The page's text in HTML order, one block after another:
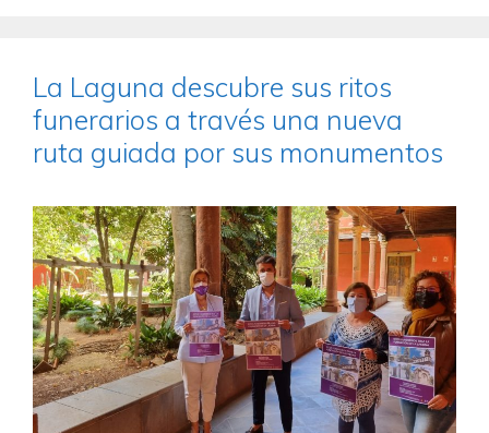
La Laguna descubre sus ritos
funerarios a través una nueva
ruta guiada por sus monumentos